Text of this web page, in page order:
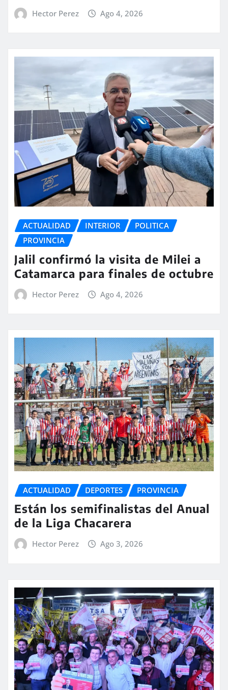
Hector Perez Ago 4, 2026
ACTUALIDAD INTERIOR
POLITICA
PROVINCIA
Jalil confirmó la visita de Milei a
Catamarca para finales de octubre
Hector Perez Ago 4, 2026
ACTUALIDAD DEPORTES PROVINCIA
Están los semifinalistas del Anual
de la Liga Chacarera
Hector Perez Ago 3, 2026